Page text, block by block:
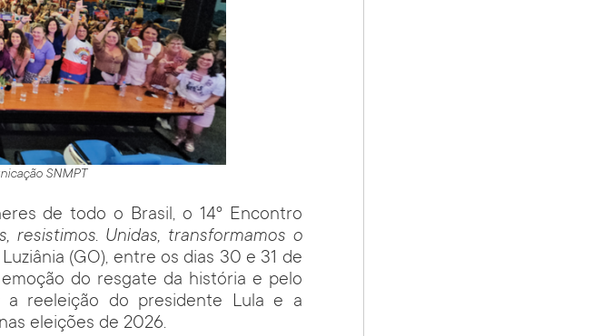
SNMPT
de todo o Brasil, o 14º Encontro
resistimos. Unidas, transformamos o
(GO), entre os dias 30 e 31 de
do resgate da história e pelo
reeleição do presidente Lula e a
eleições de 2026.